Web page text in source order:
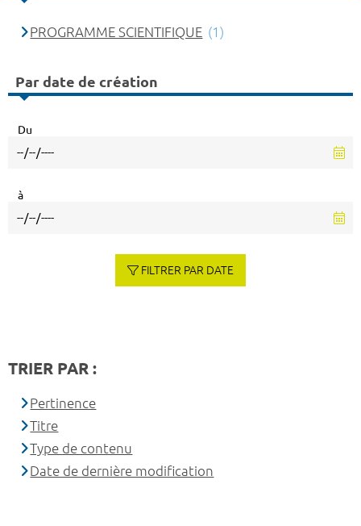
PROGRAMME SCIENTIFIQUE (1)
Par date de création
Du
à
FILTRER PAR DATE
TRIER PAR :
Pertinence
Titre
Type de contenu
Date de dernière modification